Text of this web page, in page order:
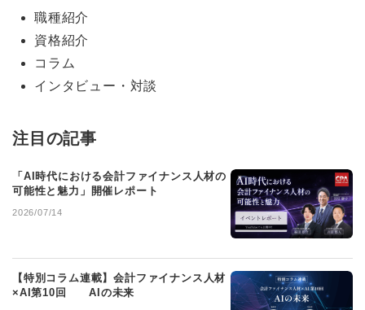
職種紹介
資格紹介
コラム
インタビュー・対談
注目の記事
「AI時代における会計ファイナンス人材の
可能性と魅力」開催レポート
2026/07/14
【特別コラム連載】会計ファイナンス人材
×AI第10回 AIの未来